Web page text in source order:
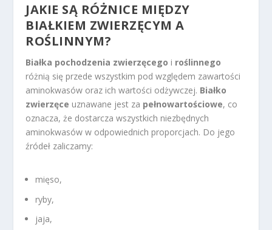
JAKIE SĄ RÓŻNICE MIĘDZY
BIAŁKIEM ZWIERZĘCYM A
ROŚLINNYM?
Białka pochodzenia zwierzęcego i roślinnego
różnią się przede wszystkim pod względem zawartości
aminokwasów oraz ich wartości odżywczej. Białko
zwierzęce uznawane jest za pełnowartościowe, co
oznacza, że dostarcza wszystkich niezbędnych
aminokwasów w odpowiednich proporcjach. Do jego
źródeł zaliczamy:
mięso,
ryby,
jaja,